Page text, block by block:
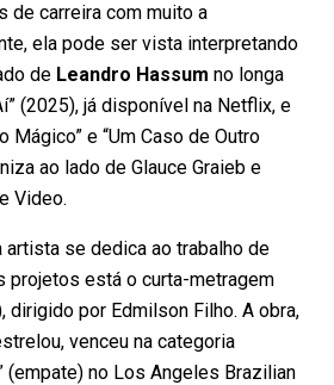
de carreira com muito a
ela pode ser vista interpretando
de Leandro Hassum no longa
(2025), já disponível na Netflix, e
Mágico” e “Um Caso de Outro
ao lado de Glauce Graieb e
Video.
artista se dedica ao trabalho de
projetos está o curta-metragem
dirigido por Edmilson Filho. A obra,
venceu na categoria
(empate) no Los Angeles Brazilian